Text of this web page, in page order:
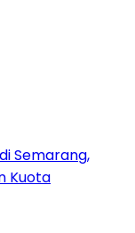
Semarang,
Kuota